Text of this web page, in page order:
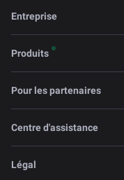
Entreprise
Produits
Pour les partenaires
Centre d'assistance
Légal